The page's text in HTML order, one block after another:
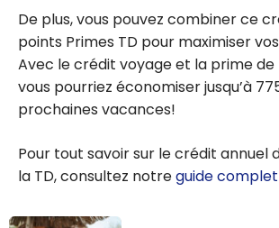
De plus, vous pouvez combiner ce
points Primes TD pour maximiser
Avec le crédit voyage et la prime de
vous pourriez économiser jusqu’à
prochaines vacances!
Pour tout savoir sur le crédit annuel
la TD, consultez notreguide